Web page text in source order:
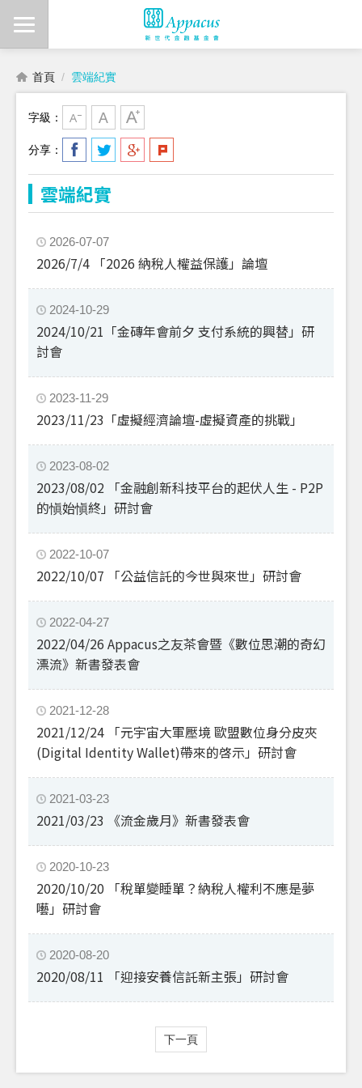
首頁 雲端紀實
字級：
分享：
雲端紀實
2026-07-07
2026/7/4 「2026 納稅人權益保護」論壇
2024-10-29
2024/10/21「金磚年會前夕 支付系統的興替」研
討會
2023-11-29
2023/11/23「虛擬經濟論壇-虛擬資產的挑戰」
2023-08-02
2023/08/02 「金融創新科技平台的起伏人生 - P2P
的愼始愼終」研討會
2022-10-07
2022/10/07 「公益信託的今世與來世」研討會
2022-04-27
2022/04/26 Appacus之友茶會暨《數位思潮的奇幻
漂流》新書發表會
2021-12-28
2021/12/24 「元宇宙大軍壓境 歐盟數位身分皮夾
(Digital Identity Wallet)帶來的啓示」研討會
2021-03-23
2021/03/23 《流金歲月》新書發表會
2020-10-23
2020/10/20 「稅單變睡單？納稅人權利不應是夢
囈」研討會
2020-08-20
2020/08/11 「迎接安養信託新主張」研討會
下一頁